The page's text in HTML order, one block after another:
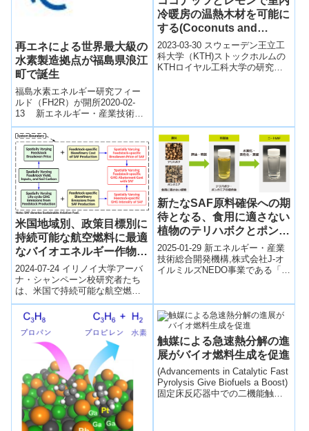
再エネによる世界最大級の
水素製造拠点が福島県浪江
町で誕生
福島水素エネルギー研究フィー
ルド（FH2R）が開所2020-02-
13 新エネルギー・産業技術総
合開発機構NEDOと経済産業省
は、両者の技術実証事業で整
備...
冷暖房の温熱木材を可能に
する(Coconuts and
lemons enable a thermal
wood for indoor heating
and cooling)
2023-03-30 スウェーデン王立工
科大学（KTH)ストックホルムの
KTHロイヤル工科大学の研究者
米国地域別、政策目標別に
持続可能な航空燃料に最適
なバイオエネルギー作物を
特定する研究(Study
identifies best bioenergy
crops for sustainable
aviation fuels by U.S.
region, policy goals)
2024-07-24 イリノイ大学アーバ
ナ・シャンペーン校研究者たち
は、米国で持続可能な航空燃料
（SAF）を生産するための4つの
バイオ燃料作物（トウモロコシ
の茎...
新たなSAF原料確保への期
待となる、食用に適さない
植物のテリハボクとポンガ
ミアから100％バイオマス
由来SAFの生成に成功しま
した～国際品質規格である
2025-01-29 新エネルギー・産業
技術総合開発機構,株式会社J-オ
イルミルズNEDO事業である「食
触媒による急速熱分解の進
展がバイオ燃料生成を促進
(Advancements in Catalytic Fast
Pyrolysis Give Biofuels a Boost)
固定床反応器中での二機能触媒